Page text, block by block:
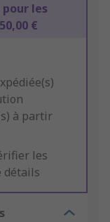
les
€
à partir
les
détails